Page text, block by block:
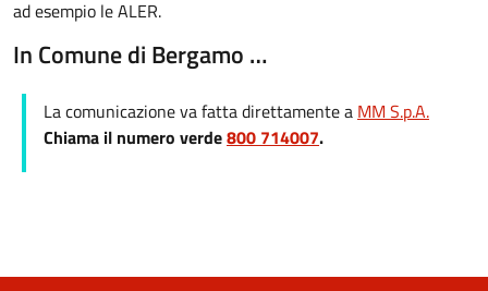
ad esempio le ALER.
In Comune di Bergamo …
La comunicazione va fatta direttamente a MM S.p.A.
Chiama il numero verde800 714007.